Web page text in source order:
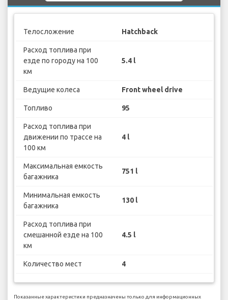
Телосложение Hatchback
Расход топлива при
езде по городу на 100
км
5.4 l
Ведущие колеса Front wheel drive
Топливо 95
Расход топлива при
движении по трассе на
100 км
4 l
Максимальная емкость
багажника
751 l
Минимальная емкость
багажника
130 l
Расход топлива при
смешанной езде на 100
км
4.5 l
Количество мест 4
Показанные характеристики предназначены только для информационных